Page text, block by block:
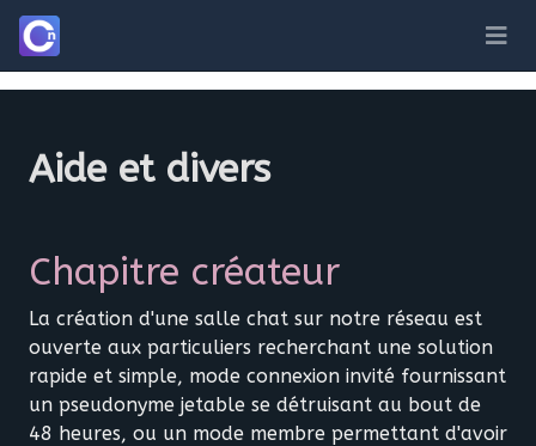
Aide et divers
Chapitre créateur
La création d'une salle chat sur notre réseau est
ouverte aux particuliers recherchant une solution
rapide et simple, mode connexion invité fournissant
un pseudonyme jetable se détruisant au bout de
48 heures, ou un mode membre permettant d'avoir